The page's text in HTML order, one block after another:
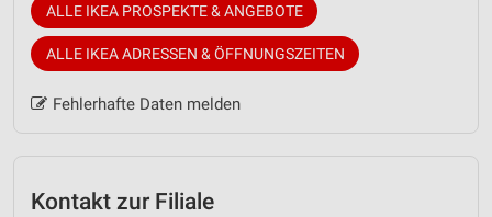
ALLE IKEA PROSPEKTE & ANGEBOTE
ALLE IKEA ADRESSEN & ÖFFNUNGSZEITEN
Fehlerhafte Daten melden
Kontakt zur Filiale